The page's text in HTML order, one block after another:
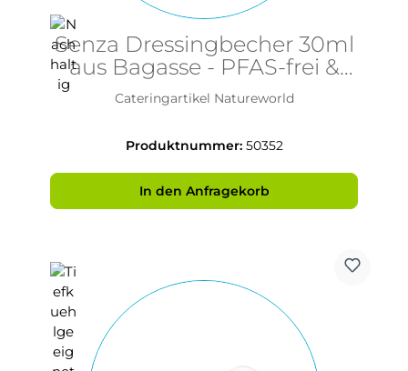
Senza Dressingbecher 30ml
aus Bagasse - PFAS-frei &
nachhaltig
Cateringartikel Natureworld
Produktnummer: 50352
In den Anfragekorb